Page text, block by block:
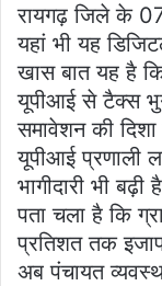
रायगढ़ जिले के
यहां भी यह
खास बात यह है कि
यूपीआई से टैक्स
समावेशन की
यूपीआई प्रणाली
भागीदारी भी
पता चला है कि
प्रतिशत तक
अब पंचायत